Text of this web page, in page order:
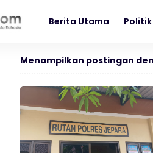
Berita Utama Politik
Menampilkan postingan